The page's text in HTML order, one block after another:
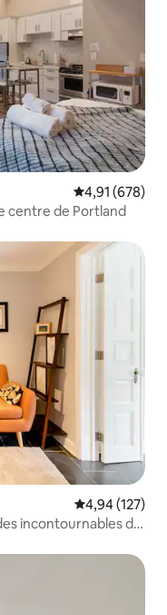
Évaluation
4,91 (678)
centre de Portland
Évaluation
4,94 (127)
incontournables de